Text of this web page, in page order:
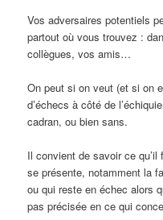
Vos adversaires potentiels
partout où vous trouvez :
collègues, vos amis…
On peut si on veut (et si on
d’échecs à côté de
cadran, ou bien sans.
Il convient de savoir ce
se présente, notamment la
ou qui reste en échec alors
pas précisée en ce qui